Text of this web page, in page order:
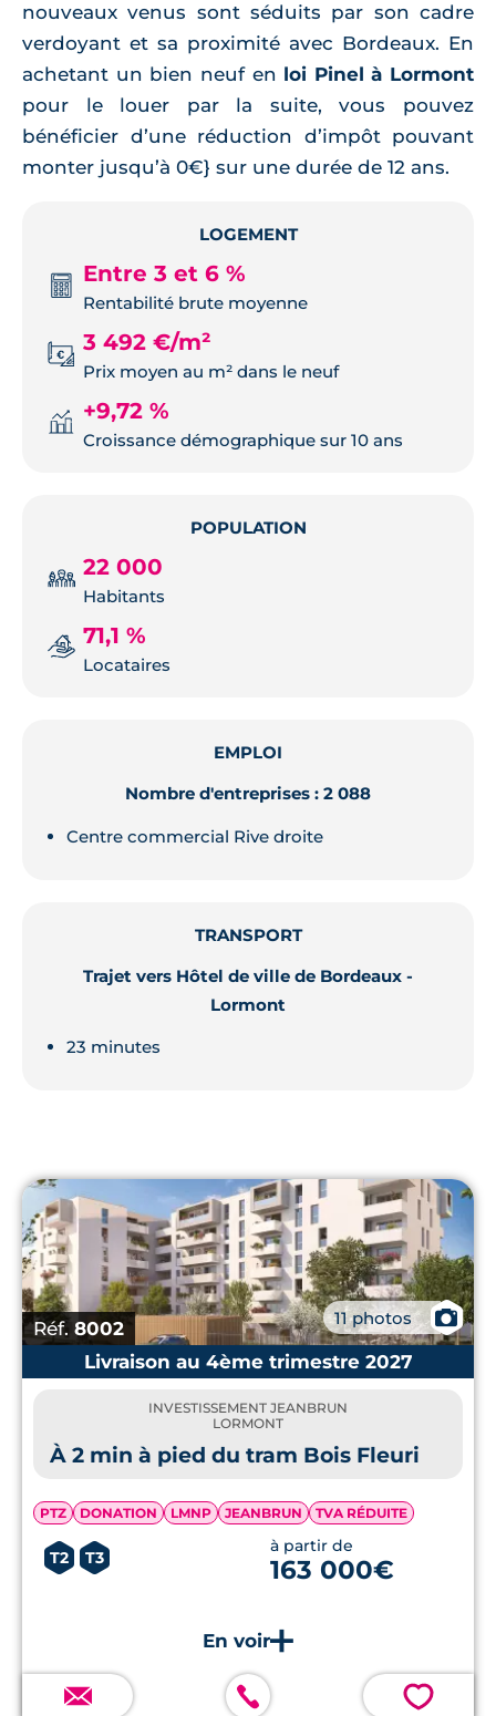
nouveaux venus sont séduits par son cadre
verdoyant et sa proximité avec Bordeaux. En
achetant un bien neuf en loi Pinel à Lormont
pour le louer par la suite, vous pouvez
bénéficier d’une réduction d’impôt pouvant
monter jusqu’à 0€} sur une durée de 12 ans.
LOGEMENT
Entre 3 et 6 %
Rentabilité brute moyenne
3 492 €/m²
Prix moyen au m² dans le neuf
+9,72 %
Croissance démographique sur 10 ans
POPULATION
22 000
Habitants
71,1 %
Locataires
EMPLOI
Nombre d'entreprises : 2 088
Centre commercial Rive droite
TRANSPORT
Trajet vers Hôtel de ville de Bordeaux -
Lormont
23 minutes
Réf. 8002 11 photos
📷
Livraison au 4ème trimestre 2027
INVESTISSEMENT JEANBRUN
LORMONT
À 2 min à pied du tram Bois Fleuri
PTZ DONATION LMNP JEANBRUN TVA RÉDUITE
T2 T3
à partir de
163 000€
💗